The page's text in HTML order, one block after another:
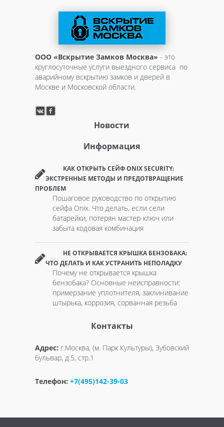
ООО «Вскрытие Замков Москва» - это
круглосуточные услуги выездного сервиса по
аварийному вскрытию замков и дверей в
Москве и Московской области.
Новости
Информация
КАК ОТКРЫТЬ СЕЙФ ONIX SECURITY:
ЭКСТРЕННЫЕ МЕТОДЫ И ПРЕДОТВРАЩЕНИЕ
ПРОБЛЕМ
Пошаговое руководство по открытию
сейфа Onix. Что делать, если сели
батарейки, потерян мастер-ключ или
забыта кодовая комбинация
НЕ ОТКРЫВАЕТСЯ КРЫШКА БЕНЗОБАКА:
ЧТО ДЕЛАТЬ И КАК УСТРАНИТЬ НЕПОЛАДКУ
Почему не открывается крышка
бензобака? Основные неисправности:
примерзание уплотнителя, заклинивание
штырька, коррозия, сорванная резьба
Контакты
Адрес: г.Москва, (м. Парк Культуры), Зубовский
бульвар, д.5, стр.1
Телефон: +7(495)142-39-03